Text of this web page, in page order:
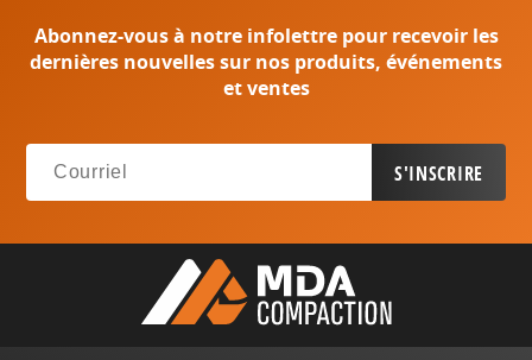
Abonnez-vous à notre infolettre pour recevoir les
dernières nouvelles sur nos produits, événements
et ventes